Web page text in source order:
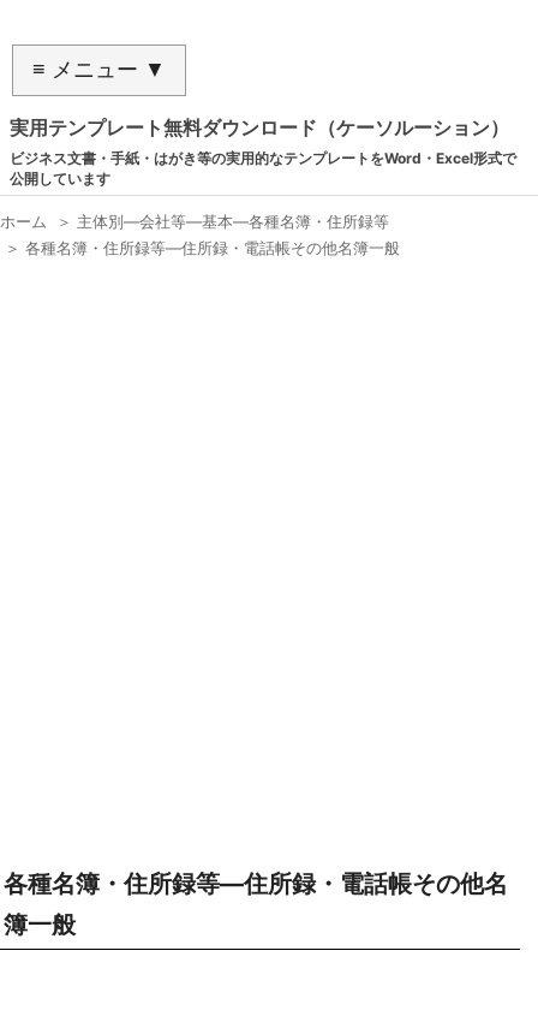
≡ メニュー ▼
実用テンプレート無料ダウンロード（ケーソルーション）
ビジネス文書・手紙・はがき等の実用的なテンプレートをWord・Excel形式で
公開しています
ホーム ＞ 主体別―会社等―基本―各種名簿・住所録等
＞ 各種名簿・住所録等―住所録・電話帳その他名簿一般
各種名簿・住所録等―住所録・電話帳その他名
簿一般